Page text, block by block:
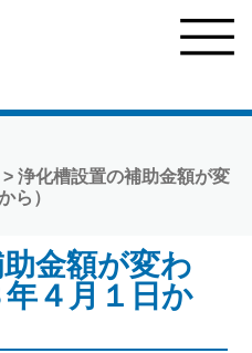
> 浄化槽設置の補助金額が変
ら）
金額が変わ
４月１日か